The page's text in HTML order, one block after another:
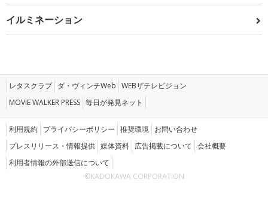
イルミネーション
レタスクラブ ダ・ヴィンチWeb WEBザテレビジョン
MOVIE WALKER PRESS 毎日が発見ネット
利用規約 プライバシーポリシー 推奨環境 お問い合わせ
プレスリリース・情報提供 媒体資料 広告掲載について 会社概要
利用者情報の外部送信について
©KADOKAWA CORPORATION